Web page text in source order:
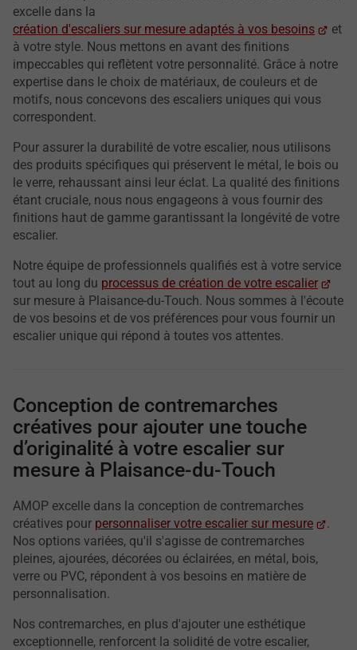
excelle dans la
création d'escaliers sur mesure adaptés à vos besoins
et
à votre style. Nous mettons en avant des finitions
impeccables qui reflètent votre personnalité. Grâce à notre
expertise dans le choix de matériaux, de couleurs et de
motifs, nous concevons des escaliers uniques qui vous
correspondent.
Pour assurer la durabilité de votre escalier, nous utilisons
des produits spécifiques qui préservent le métal, le bois ou
le verre, rehaussant ainsi leur éclat. La qualité des finitions
étant cruciale, nous nous engageons à vous fournir des
finitions haut de gamme garantissant la longévité de votre
escalier.
Notre équipe de professionnels qualifiés est à votre service
tout au long du processus de création de votre escalier
sur mesure à Plaisance-du-Touch. Nous sommes à l'écoute
de vos besoins et de vos préférences pour vous fournir un
escalier unique qui répond à toutes vos attentes.
Conception de contremarches
créatives pour ajouter une touche
d’originalité à votre escalier sur
mesure à Plaisance-du-Touch
AMOP excelle dans la conception de contremarches
créatives pour personnaliser votre escalier sur mesure
.
Nos options variées, qu'il s'agisse de contremarches
pleines, ajourées, décorées ou éclairées, en métal, bois,
verre ou PVC, répondent à vos besoins en matière de
personnalisation.
Nos contremarches, en plus d'ajouter une esthétique
exceptionnelle, renforcent la solidité de votre escalier,